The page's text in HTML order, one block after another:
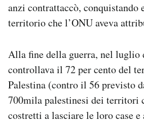
anzi contrattaccò,
territorio che l’ONU aveva
Alla fine della guerra, nel luglio
controllava il 72 per cento del
Palestina (contro il 56 previsto
700mila palestinesi dei territori
costretti a lasciare le loro case